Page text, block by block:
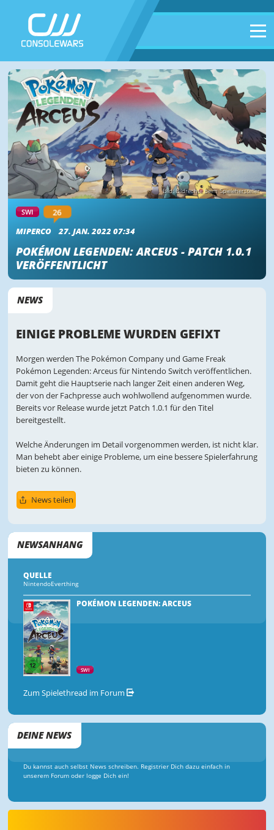
Bild: Bildrechte beim Spielehersteller
SWI 26
MIPERCO 27. JAN. 2022 07:34
POKÉMON LEGENDEN: ARCEUS - PATCH 1.0.1
VERÖFFENTLICHT
NEWS
EINIGE PROBLEME WURDEN GEFIXT
Morgen werden The Pokémon Company und Game Freak
Pokémon Legenden: Arceus für Nintendo Switch veröffentlichen.
Damit geht die Hauptserie nach langer Zeit einen anderen Weg,
der von der Fachpresse auch wohlwollend aufgenommen wurde.
Bereits vor Release wurde jetzt Patch 1.0.1 für den Titel
bereitgestellt.
Welche Änderungen im Detail vorgenommen werden, ist nicht klar.
Man behebt aber einige Probleme, um eine bessere Spielerfahrung
bieten zu können.
News teilen
NEWSANHANG
QUELLE
NintendoEverthing
POKÉMON LEGENDEN: ARCEUS
SWI
Zum Spielethread im Forum
DEINE NEWS
Du kannst auch selbst News schreiben. Registrier Dich dazu einfach in
unserem Forum oder logge Dich ein!